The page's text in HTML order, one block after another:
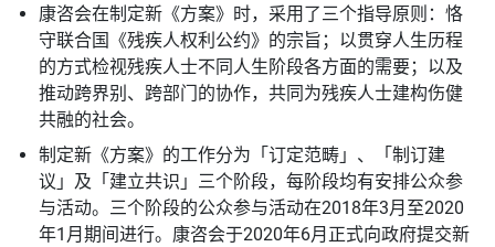
康咨会在制定新《方案》时，采用了三个指导原则：恪
守联合国《残疾人权利公约》的宗旨；以贯穿人生历程
的方式检视残疾人士不同人生阶段各方面的需要；以及
推动跨界别、跨部门的协作，共同为残疾人士建构伤健
共融的社会。
制定新《方案》的工作分为「订定范畴」、「制订建
议」及「建立共识」三个阶段，每阶段均有安排公众参
与活动。三个阶段的公众参与活动在2018年3月至2020
年1月期间进行。康咨会于2020年6月正式向政府提交新